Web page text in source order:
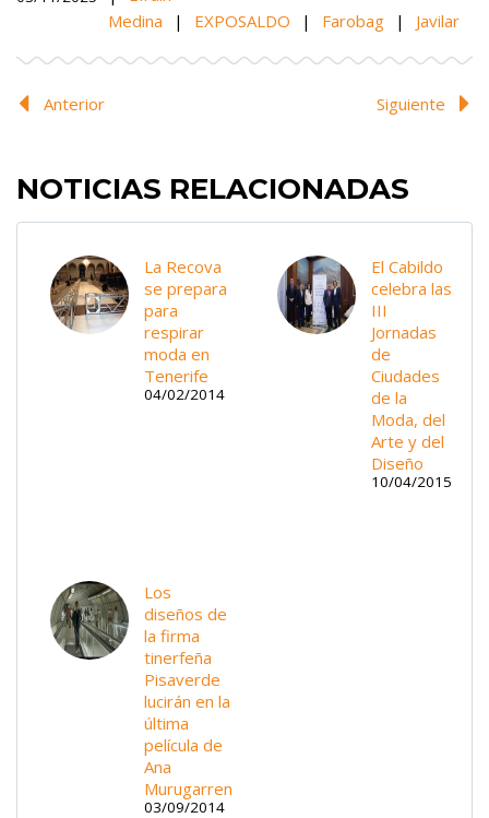
Medina
| EXPOSALDO | Farobag | Javilar
Anterior Siguiente
NOTICIAS RELACIONADAS
La Recova
se prepara
para
respirar
moda en
Tenerife
04/02/2014
El Cabildo
celebra las
III
Jornadas
de
Ciudades
de la
Moda, del
Arte y del
Diseño
10/04/2015
Los
diseños de
la firma
tinerfeña
Pisaverde
lucirán en la
última
película de
Ana
Murugarren
03/09/2014